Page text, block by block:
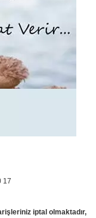
17
iptal olmaktadır,